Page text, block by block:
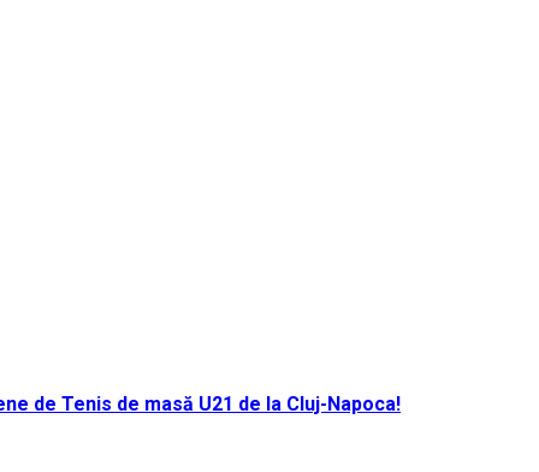
de Tenis de masă U21 de la Cluj-Napoca!